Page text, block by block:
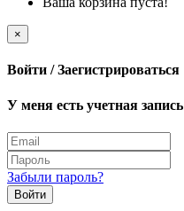
×
Войти / Заегистрироваться
У меня есть учетная запись
Забыли пароль?
Войти